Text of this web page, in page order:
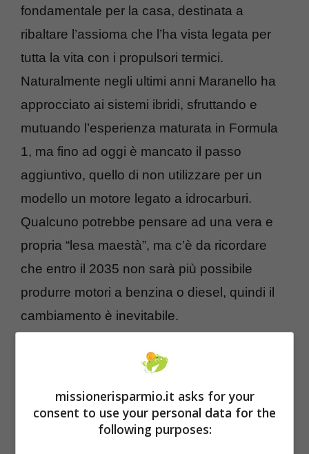
fondamentale per la casa, destinata a
ribaltare l’assioma che l’ha vista legata per
tutta la vita con i propulsori termici.
Naturalmente negli ultimi anni Maranello ha
approcciato ai sistemi ibridi, sfruttando e
mutuando l’esperienza maturata in Formula
1, ma fino ad oggi è mancato il passo
aggiuntivo, quello di non utilizzare per un
modello un motore legato a idrocarburi.
Qualcuno potrebbe pensare ad una vera e
propria “lesa maestà”, ma c’è da ricordare
che entro il 2035 non sarà più possibile
produrre motori a benzina o diesel, quindi il
cambiamento è inevitabile.
Perché la Ferrari ha scelto la società di
elettricamissionerisparmio.it asks for your
consent to use your personal data for the
following purposes: